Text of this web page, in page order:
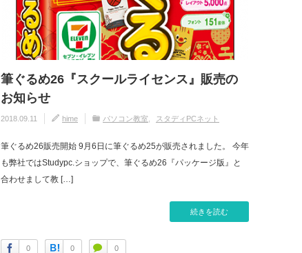
筆ぐるめ26『スクールライセンス』販売の
お知らせ
2018.09.11 hime パソコン教室 スタディPCネット
筆ぐるめ26販売開始 9月6日に筆ぐるめ25が販売されました。 今年
も弊社ではStudypc.ショップで、筆ぐるめ26『パッケージ版』と
合わせまして教 […]
続きを読む
0 0 0